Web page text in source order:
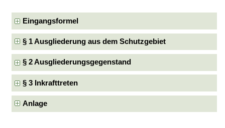
Eingangsformel
§ 1 Ausgliederung aus dem Schutzgebiet
§ 2 Ausgliederungsgegenstand
§ 3 Inkrafttreten
Anlage